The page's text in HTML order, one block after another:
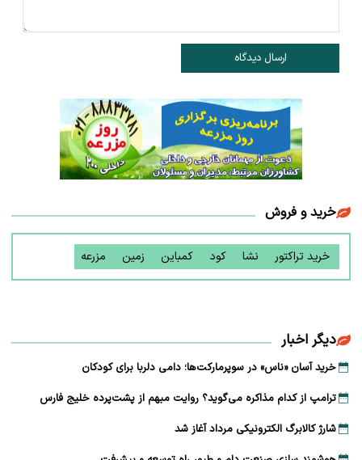
ارسال دیدگاه
خرید و فروش
خرید تراکتور نشا کود کمباین زمین مزرعه
دیگر اخبار
خرید آسان «ناس» در سوپرمارکت‌ها؛ دامی دلربا برای کودکان
ترامپ از کدام مذاکره می‌گوید؟ روایت مبهم از پشت‌پرده خلیج فارس
شارژ کالابرگ الکترونیکی مرداد آغاز شد